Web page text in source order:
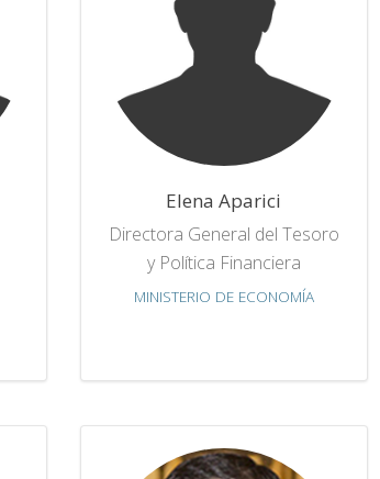
Elena Aparici
Directora General del Tesoro
y Política Financiera
MINISTERIO DE ECONOMÍA